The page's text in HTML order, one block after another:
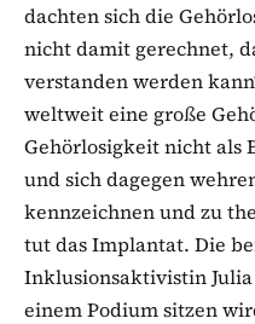
dachten sich die
nicht damit gerechnet,
verstanden werden
weltweit eine große
Gehörlosigkeit nicht als
und sich dagegen
kennzeichnen und zu
tut das Implantat. Die
Inklusionsaktivistin
einem Podium sitzen